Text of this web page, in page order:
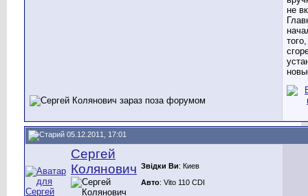
не
05.12.2011, 17:01
Сергей
Колянович Звідки Ви: Киев
Авто: Vito 110 CDI